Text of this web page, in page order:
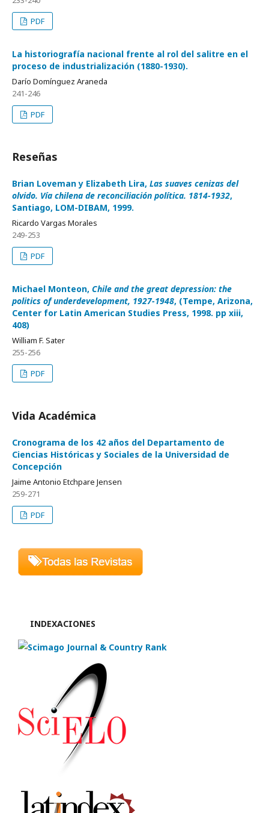
PDF
La historiografía nacional frente al rol del salitre en el
proceso de industrialización (1880-1930).
Darío Domínguez Araneda
241-246
PDF
Reseñas
Brian Loveman y Elizabeth Lira, Las suaves cenizas del
olvido. Vía chilena de reconciliación política. 1814-1932,
Santiago, LOM-DIBAM, 1999.
Ricardo Vargas Morales
249-253
PDF
Michael Monteon, Chile and the great depression: the
politics of underdevelopment, 1927-1948, (Tempe, Arizona,
Center for Latin American Studies Press, 1998. pp xiii,
408)
William F. Sater
255-256
PDF
Vida Académica
Cronograma de los 42 años del Departamento de
Ciencias Históricas y Sociales de la Universidad de
Concepción
Jaime Antonio Etchpare Jensen
259-271
PDF
INDEXACIONES